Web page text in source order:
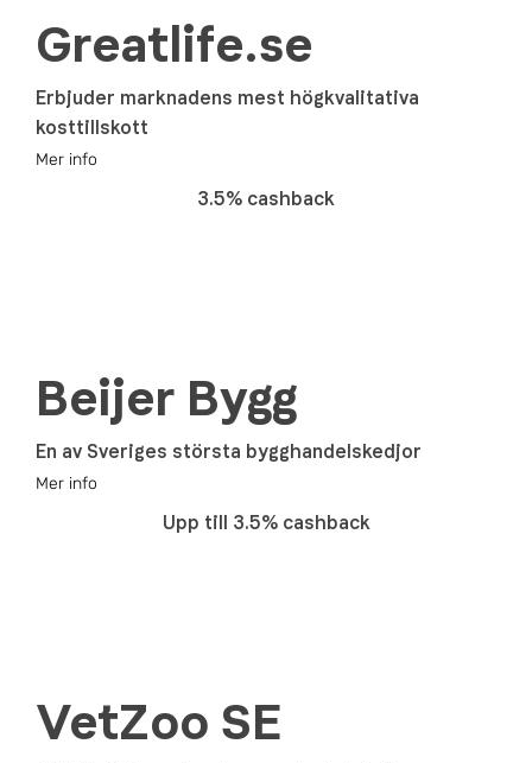
Greatlife.se
Erbjuder marknadens mest högkvalitativa
kosttillskott
Mer info
3.5% cashback
Beijer Bygg
En av Sveriges största bygghandelskedjor
Mer info
Upp till 3.5% cashback
VetZoo SE